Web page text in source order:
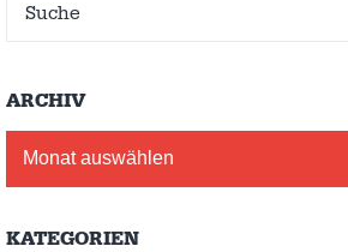
ARCHIV
KATEGORIEN